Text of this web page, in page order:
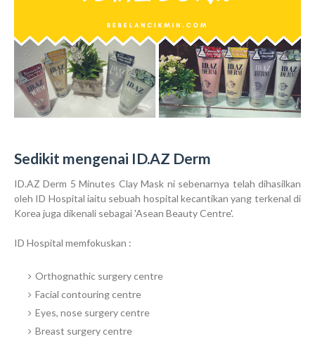
Sedikit mengenai ID.AZ Derm
ID.AZ Derm 5 Minutes Clay Mask ni sebenarnya telah dihasilkan
oleh ID Hospital iaitu sebuah hospital kecantikan yang terkenal di
Korea juga dikenali sebagai 'Asean Beauty Centre'.
ID Hospital memfokuskan :
Orthognathic surgery centre
Facial contouring centre
Eyes, nose surgery centre
Breast surgery centre